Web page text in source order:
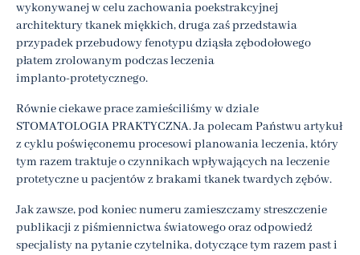
wykonywanej w celu zachowania poekstrakcyjnej
architektury tkanek miękkich, druga zaś przedstawia
przypadek przebudowy fenotypu dziąsła zębodołowego
płatem zrolowanym podczas leczenia
implanto‑protetycznego.
Równie ciekawe prace zamieściliśmy w dziale
STOMATOLOGIA PRAKTYCZNA. Ja polecam Państwu artykuł
z cyklu poświęconemu procesowi planowania leczenia, który
tym razem traktuje o czynnikach wpływających na leczenie
protetyczne u pacjentów z brakami tkanek twardych zębów.
Jak zawsze, pod koniec numeru zamieszczamy streszczenie
publikacji z piśmiennictwa światowego oraz odpowiedź
specjalisty na pytanie czytelnika, dotyczące tym razem past i